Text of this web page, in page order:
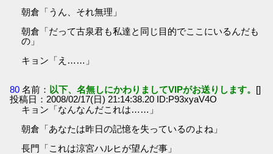
朝倉「うん、それ無理」
朝倉「だって古泉君も私達と同じ目的でここにいるんだも
の」
キョン「え……」
80 名前： 以下、名無しにかわりましてVIPがお送りします。 []
投稿日：2008/02/17(日) 21:14:38.20 ID:P93xyaV4O
キョン「なんなんだこれは……」
朝倉「あなたは昨日の記憶を失っているのよね」
長門「これは涼宮ハルヒが望んだ事」